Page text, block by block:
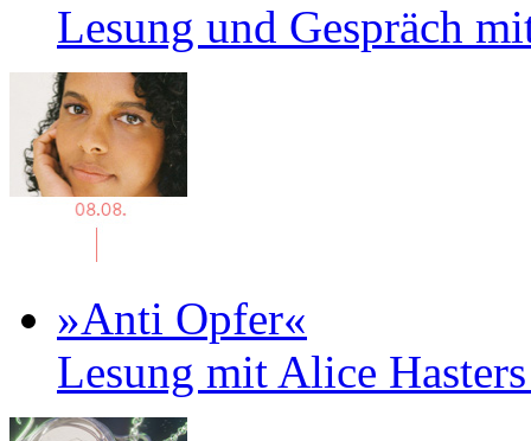
Lesung und Gespräch
»Anti Opfer«
Lesung mit Alice